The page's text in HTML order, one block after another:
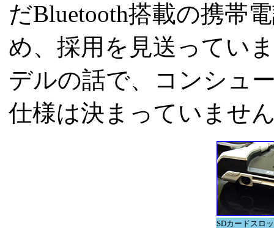
だBluetooth搭載の携帯
め、採用を見送ってい
デルの話で、コンシュ
仕様は決まっていませ
SDカードスロ